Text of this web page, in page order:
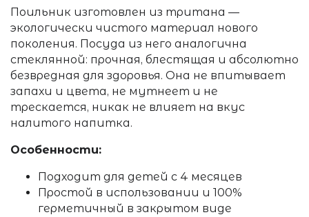
Поильник изготовлен из тритана —
экологически чистого материал нового
поколения. Посуда из него аналогична
стеклянной: прочная, блестящая и абсолютно
безвредная для здоровья. Она не впитывает
запахи и цвета, не мутнеет и не
трескается, никак не влияет на вкус
налитого напитка.
Особенности:
Подходит для детей с 4 месяцев
Простой в использовании и 100%
герметичный в закрытом виде